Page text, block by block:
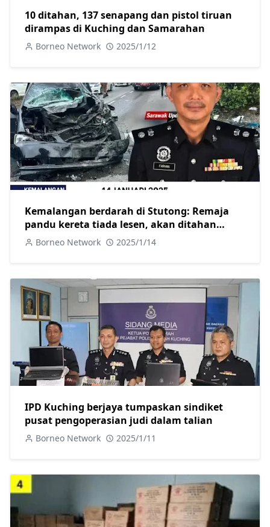
10 ditahan, 137 senapang dan pistol tiruan
dirampas di Kuching dan Samarahan
Borneo Network 2025/1/12
Kemalangan berdarah di Stutong: Remaja
pandu kereta tiada lesen, akan ditahan
selepas dirawat
Borneo Network 2025/1/14
IPD Kuching berjaya tumpaskan sindiket
pusat pengoperasian judi dalam talian
Borneo Network 2025/1/11